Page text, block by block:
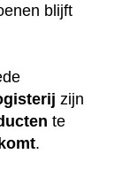
blijft
zijn
te
.